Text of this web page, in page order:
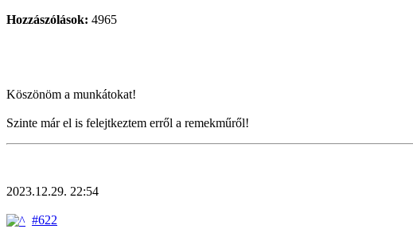
Hozzászólások: 4965
Köszönöm a munkátokat!
Szinte már el is felejtkeztem erről a remekműről!
2023.12.29. 22:54
#622